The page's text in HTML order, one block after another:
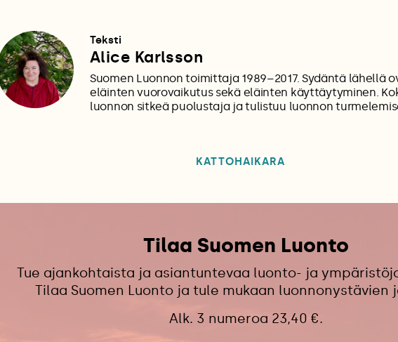
Teksti
Alice Karlsson
Suomen Luonnon toimittaja 1989–2017. Sydäntä lähellä
eläinten vuorovaikutus sekä eläinten käyttäytyminen.
luonnon sitkeä puolustaja ja tulistuu luonnon
KATTOHAIKARA
Tilaa Suomen Luonto
Tue ajankohtaista ja asiantuntevaa luonto- ja
Tilaa Suomen Luonto ja tule mukaan luonnonystävien
Alk. 3 numeroa 23,40 €.